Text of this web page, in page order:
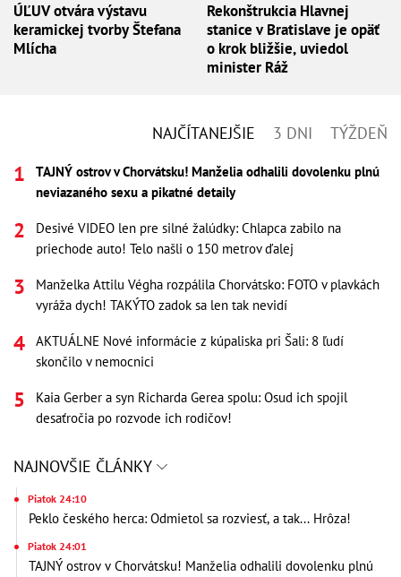
ÚĽUV otvára výstavu
keramickej tvorby Štefana
Mlícha
Rekonštrukcia Hlavnej
stanice v Bratislave je opäť
o krok bližšie, uviedol
minister Ráž
NAJČÍTANEJŠIE 3 DNI TÝŽDEŇ
TAJNÝ ostrov v Chorvátsku! Manželia odhalili dovolenku plnú
neviazaného sexu a pikatné detaily
Desivé VIDEO len pre silné žalúdky: Chlapca zabilo na
priechode auto! Telo našli o 150 metrov ďalej
Manželka Attilu Végha rozpálila Chorvátsko: FOTO v plavkách
vyráža dych! TAKÝTO zadok sa len tak nevidí
AKTUÁLNE Nové informácie z kúpaliska pri Šali: 8 ľudí
skončilo v nemocnici
Kaia Gerber a syn Richarda Gerea spolu: Osud ich spojil
desaťročia po rozvode ich rodičov!
NAJNOVŠIE ČLÁNKY
Piatok 24:10
Peklo českého herca: Odmietol sa rozviesť, a tak... Hrôza!
Piatok 24:01
TAJNÝ ostrov v Chorvátsku! Manželia odhalili dovolenku plnú